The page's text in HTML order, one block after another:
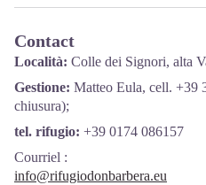
Contact
Località: Colle dei Signori, alta
Gestione: Matteo Eula, cell. +39
chiusura);
tel. rifugio: +39 0174 086157
Courriel :
info@rifugiodonbarbera.eu